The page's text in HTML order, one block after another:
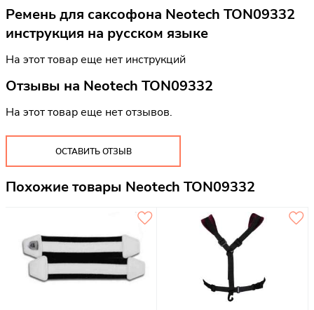
Ремень для саксофона Neotech TON09332
инструкция на русском языке
На этот товар еще нет инструкций
Отзывы на Neotech TON09332
На этот товар еще нет отзывов.
ОСТАВИТЬ ОТЗЫВ
Похожие товары Neotech TON09332